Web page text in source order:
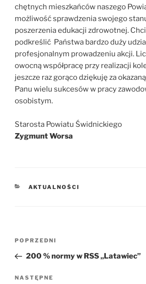
chętnych mieszkańców naszego
możliwość sprawdzenia swojego
poszerzenia edukacji zdrowotnej.
podkreślić Państwa bardzo duży
profesjonalnym prowadzeniu akcji.
owocną współpracę przy realizacji
jeszcze raz gorąco dziękuję za
Panu wielu sukcesów w pracy
osobistym.
Starosta Powiatu Świdnickiego
Zygmunt Worsa
KATEGORIE
AKTUALNOŚCI
wpisu
Poprzedni
wpis
POPRZEDNI
200 % normy w RSS „Latawiec”
Następny
NASTĘPNE